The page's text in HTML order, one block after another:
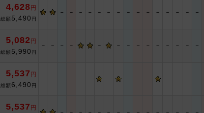
4,628 円
総額 5,490 円
－ － － － － － － － － － － － － － －
5,082 円
総額 5,990 円
－ － － － － － － － － － － － － －
5,537 円
総額 6,490 円
－ － － － － － － － － － － － － －
5,537 円